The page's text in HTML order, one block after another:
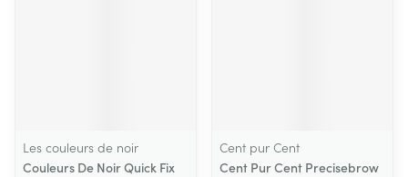
Les couleurs de noir
Couleurs De Noir Quick Fix
Cent pur Cent
Cent Pur Cent Precisebrow